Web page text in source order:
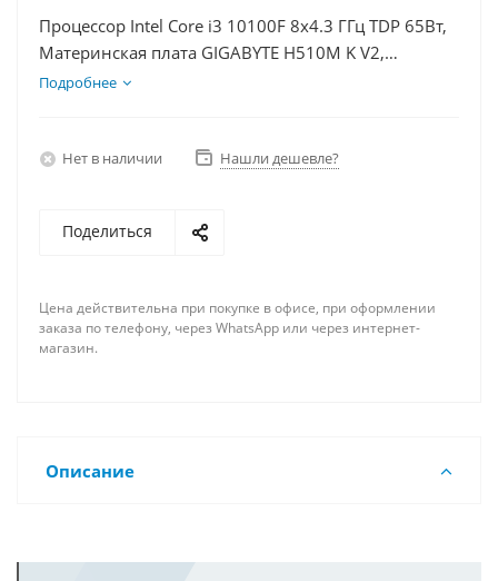
Процессор Intel Core i3 10100F 8x4.3 ГГц TDP 65Вт,
Материнская плата GIGABYTE H510M K V2,
Видеокарта GTX 1650 4Гб, Память DDR4 8Gb,
Подробнее
Нет в наличии Нашли дешевле?
Поделиться
Цена действительна при покупке в офисе, при оформлении
заказа по телефону, через WhatsApp или через интернет-
магазин.
Описание